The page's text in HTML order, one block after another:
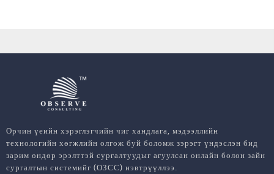
Орчин үеийн хэрэглэгчийн чиг хандлага, мэдээллийн
технологийн хөгжлийн олгож буй боломж зэрэгт үндэслэн бид
зарим өндөр эрэлттэй сургалтуудыг агуулсан онлайн болон зайн
сургалтын системийг (ОЗСС) нэвтрүүллээ.